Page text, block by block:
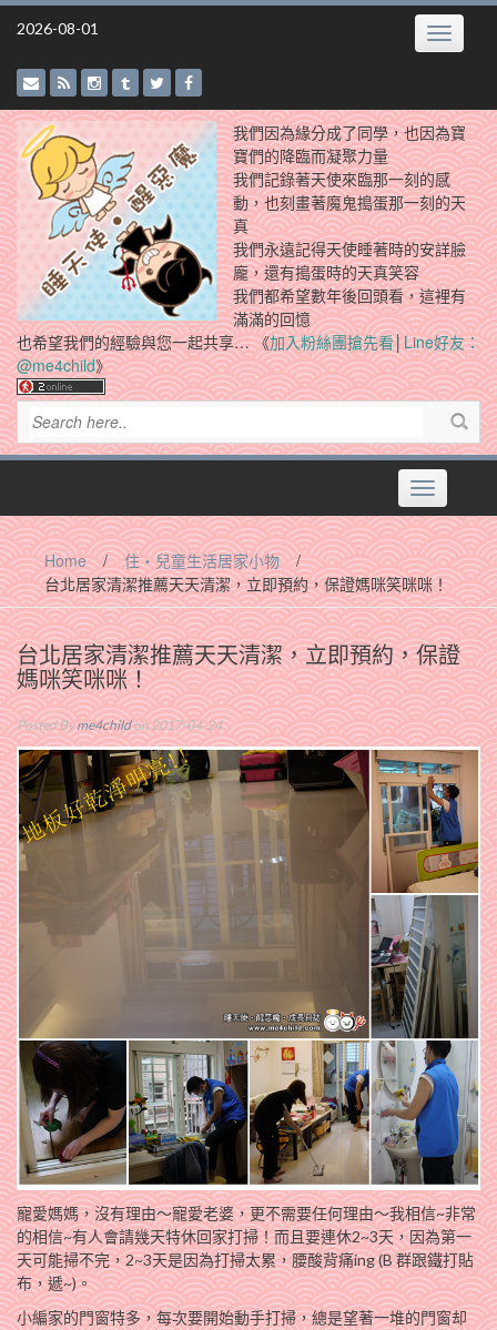
Skip
2026-08-01 Toggle
我們因為緣分成了同學，也因為寶
寶們的降臨而凝聚力量
我們記錄著天使來臨那一刻的感
動，也刻畫著魔鬼搗蛋那一刻的天
真
我們永遠記得天使睡著時的安詳臉
龐，還有搗蛋時的天真笑容
我們都希望數年後回頭看，這裡有
滿滿的回憶
也希望我們的經驗與您一起共享… 《加入粉絲團搶先看│Line好友：
@me4child》
Toggle
navigation
Home / 住‧兒童生活居家小物
/
台北居家清潔推薦天天清潔，立即預約，保證媽咪笑咪咪！
台北居家清潔推薦天天清潔，立即預約，保證
媽咪笑咪咪！
Posted Byme4childon 2017-04-24
寵愛媽媽，沒有理由～寵愛老婆，更不需要任何理由～我相信~非常
的相信~有人會請幾天特休回家打掃！而且要連休2~3天，因為第一
天可能掃不完，2~3天是因為打掃太累，腰酸背痛ing (B 群跟鐵打貼
布，遞~)。
小編家的門窗特多，每次要開始動手打掃，總是望著一堆的門窗却